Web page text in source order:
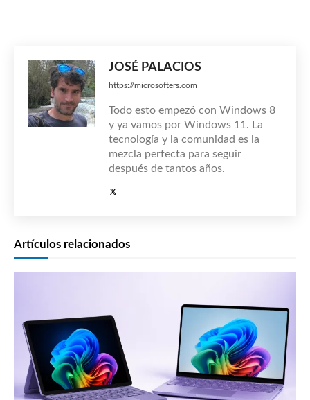
JOSÉ PALACIOS
https://microsofters.com
Todo esto empezó con Windows 8
y ya vamos por Windows 11. La
tecnología y la comunidad es la
mezcla perfecta para seguir
después de tantos años.
Artículos relacionados